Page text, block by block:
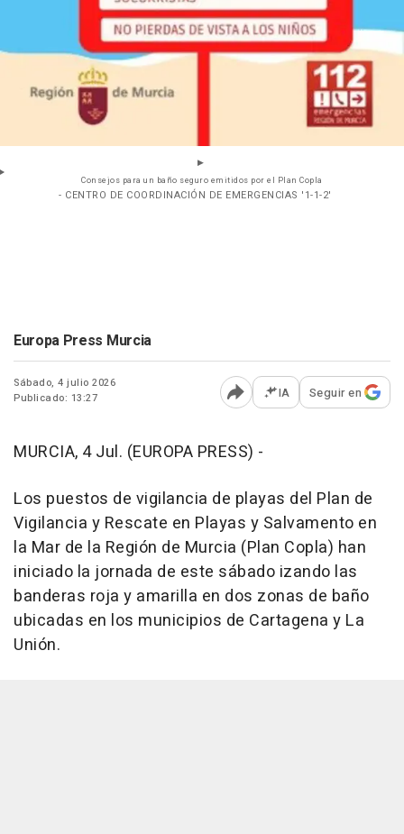
Consejos para un baño seguro emitidos por el Plan Copla
- CENTRO DE COORDINACIÓN DE EMERGENCIAS '1-1-2'
Europa Press Murcia
Sábado, 4 julio 2026
Publicado: 13:27
Abrir opciones para
IA Seguir en
MURCIA, 4 Jul. (EUROPA PRESS) -
Los puestos de vigilancia de playas del Plan de
Vigilancia y Rescate en Playas y Salvamento en
la Mar de la Región de Murcia (Plan Copla) han
iniciado la jornada de este sábado izando las
banderas roja y amarilla en dos zonas de baño
ubicadas en los municipios de Cartagena y La
Unión.